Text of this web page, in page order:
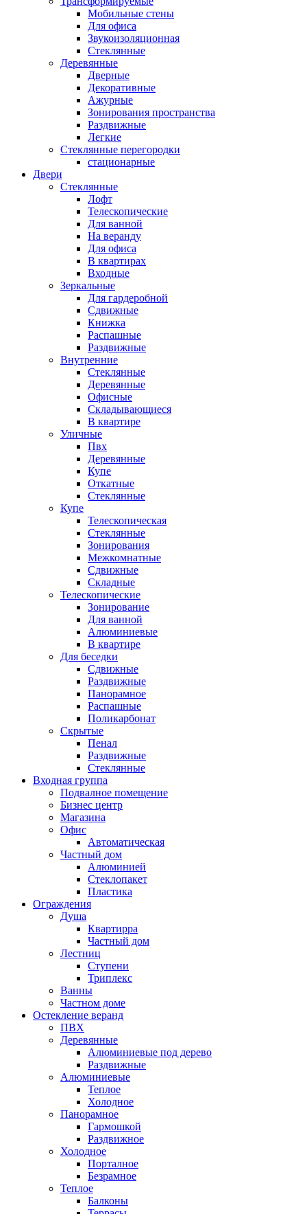
Мобильные стены
Для офиса
Звукоизоляционная
Стеклянные
Деревянные
Дверные
Декоративные
Ажурные
Зонирования пространства
Раздвижные
Легкие
Стеклянные перегородки
стационарные
Двери
Стеклянные
Лофт
Телескопические
Для ванной
На веранду
Для офиса
В квартирах
Входные
Зеркальные
Для гардеробной
Сдвижные
Книжка
Распашные
Раздвижные
Внутренние
Стеклянные
Деревянные
Офисные
Складывающиеся
В квартире
Уличные
Пвх
Деревянные
Купе
Откатные
Стеклянные
Купе
Телескопическая
Стеклянные
Зонирования
Межкомнатные
Сдвижные
Складные
Телескопические
Зонирование
Для ванной
Алюминиевые
В квартире
Для беседки
Сдвижные
Раздвижные
Панорамное
Распашные
Поликарбонат
Скрытые
Пенал
Раздвижные
Стеклянные
Входная группа
Подвалное помещение
Бизнес центр
Магазина
Офис
Автоматическая
Частный дом
Алюминией
Стеклопакет
Пластика
Ограждения
Душа
Квартирра
Частный дом
Лестниц
Ступени
Триплекс
Ванны
Частном доме
Остекление веранд
ПВХ
Деревянные
Алюминиевые под дерево
Раздвижные
Алюминиевые
Теплое
Холодное
Панорамное
Гармошкой
Раздвижное
Холодное
Порталное
Безрамное
Теплое
Балконы